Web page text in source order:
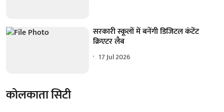
सरकारी स्कूलों में बनेंगी डिजिटल कंटेंट
क्रिएटर लैब
17 Jul 2026
कोलकाता सिटी